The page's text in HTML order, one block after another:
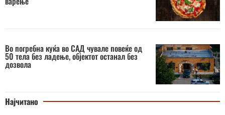
Во погребна куќа во САД чувале повеќе од
50 тела без ладење, објектот останал без
дозвола
Најчитано